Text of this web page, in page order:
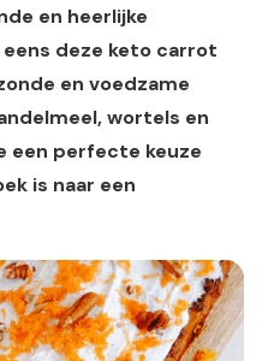
en heerlijke
deze keto carrot
en voedzame
wortels en
een perfecte keuze
is naar een